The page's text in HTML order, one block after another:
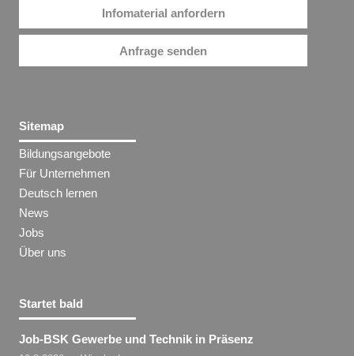
Infomaterial anfordern
Anfrage senden
Sitemap
Bildungsangebote
Für Unternehmen
Deutsch lernen
News
Jobs
Über uns
Startet bald
Job-BSK Gewerbe und Technik in Präsenz